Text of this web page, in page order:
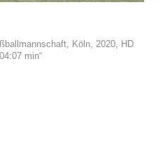
Köln, 2020, HD
min“